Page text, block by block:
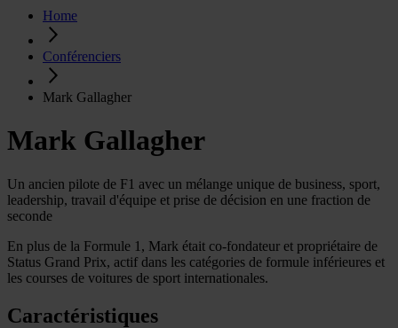
Home
Conférenciers
Mark Gallagher
Mark Gallagher
Un ancien pilote de F1 avec un mélange unique de business, sport,
leadership, travail d'équipe et prise de décision en une fraction de
seconde
En plus de la Formule 1, Mark était co-fondateur et propriétaire de
Status Grand Prix, actif dans les catégories de formule inférieures et
les courses de voitures de sport internationales.
Caractéristiques